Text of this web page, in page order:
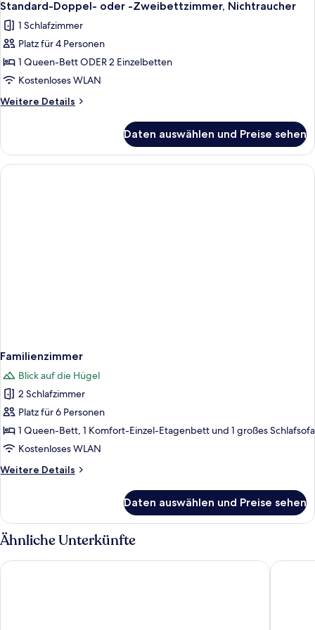
Standard-Doppel- oder -Zweibettzimmer, Nichtraucher
1 Schlafzimmer
Platz für 4 Personen
1 Queen-Bett ODER 2 Einzelbetten
Kostenloses WLAN
Weitere Details
Weitere
Doppel-
oder
-
Daten auswählen und Preise sehen
Familienzimmer
Blick auf die Hügel
2 Schlafzimmer
Platz für 6 Personen
1 Queen-Bett, 1 Komfort-Einzel-Etagenbett und 1 großes Schlafsofa
Kostenloses WLAN
Weitere Details
Weitere
Daten auswählen und Preise sehen
Ähnliche Unterkünfte
B&B Hotel Villingen-Schwenningen Hotel